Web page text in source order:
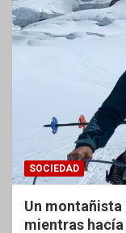
SOCIEDAD
Un
mientras